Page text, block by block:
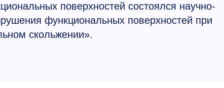
поверхностей состоялся научно-
функциональных поверхностей при
скольжении».